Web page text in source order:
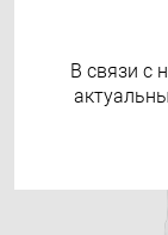
В связи с